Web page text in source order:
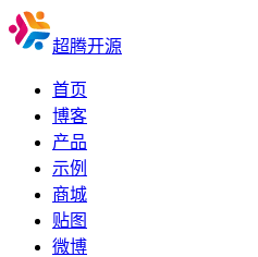
超腾开源
首页
博客
产品
示例
商城
贴图
微博